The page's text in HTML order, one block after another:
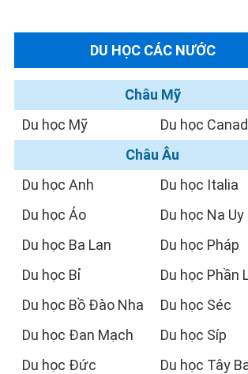
DU HỌC CÁC NƯỚC
Châu Mỹ
Du học Mỹ
Du học
Châu Âu
Du học Anh
Du học Áo
Du học Ba Lan
Du học Bỉ
Du học Bồ Đào Nha
Du học Đan Mạch
Du học Đức
Du học Italia
Du học Na Uy
Du học Pháp
Du học Phần
Du học Séc
Du học Síp
Du học Tây